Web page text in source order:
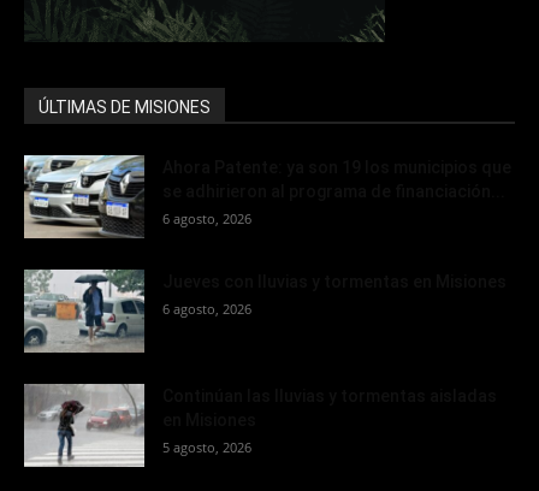
ÚLTIMAS DE MISIONES
6 agosto, 2026
6 agosto, 2026
5 agosto, 2026